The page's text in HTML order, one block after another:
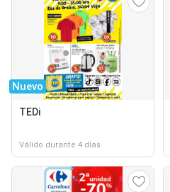
Nuevo
TEDi
Válido durante 4 días